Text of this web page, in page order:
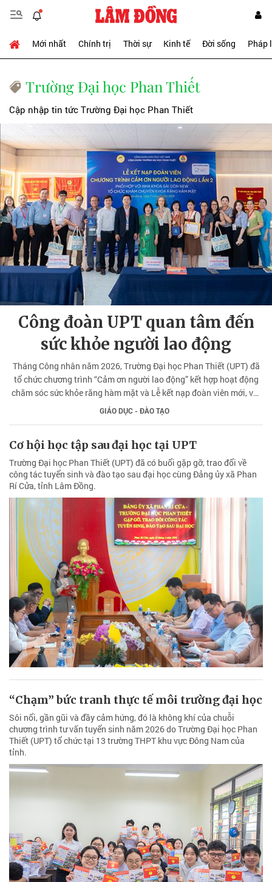
Mới nhất Chính trị Thời sự Kinh tế Đời sống Pháp
Trường Đại học Phan Thiết
Cập nhập tin tức Trường Đại học Phan Thiết
Công đoàn UPT quan tâm đến
sức khỏe người lao động
Tháng Công nhân năm 2026, Trường Đại học Phan Thiết (UPT) đã
tổ chức chương trình “Cảm ơn người lao động” kết hợp hoạt động
chăm sóc sức khỏe răng hàm mặt và Lễ kết nạp đoàn viên mới, với
chủ đề “Lớp đoàn viên tháng 5”.
GIÁO DỤC - ĐÀO TẠO
Cơ hội học tập sau đại học tại UPT
Trường Đại học Phan Thiết (UPT) đã có buổi gặp gỡ, trao đổi về
công tác tuyển sinh và đào tạo sau đại học cùng Đảng ủy xã Phan
Rí Cửa, tỉnh Lâm Đồng.
“Chạm” bức tranh thực tế môi trường đại học
Sôi nổi, gần gũi và đầy cảm hứng, đó là không khí của chuỗi
chương trình tư vấn tuyển sinh năm 2026 do Trường Đại học Phan
Thiết (UPT) tổ chức tại 13 trường THPT khu vực Đông Nam của
tỉnh.